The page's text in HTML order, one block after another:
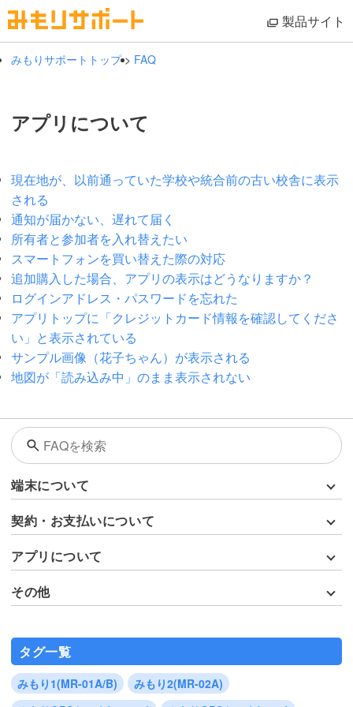
製品サイト
みもりサポートトップ> FAQ
アプリについて
現在地が、以前通っていた学校や統合前の古い校舎に表示
される
通知が届かない、遅れて届く
所有者と参加者を入れ替えたい
スマートフォンを買い替えた際の対応
追加購入した場合、アプリの表示はどうなりますか？
ログインアドレス・パスワードを忘れた
アプリトップに「クレジットカード情報を確認してくださ
い」と表示されている
サンプル画像（花子ちゃん）が表示される
地図が「読み込み中」のまま表示されない
端末について
契約・お支払いについて
アプリについて
その他
タグ一覧
みもり1(MR-01A/B)
みもり2(MR-02A)